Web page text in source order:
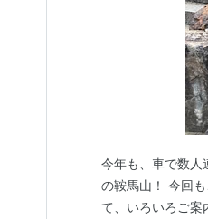
今年も、車で数人
の鞍馬山！ 今回
て、いろいろご案